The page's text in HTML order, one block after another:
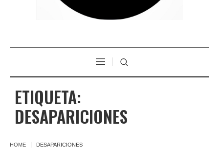
ETIQUETA:
DESAPARICIONES
HOME DESAPARICIONES